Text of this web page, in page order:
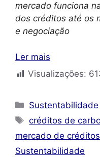
mercado funciona
dos créditos até os
e negociação
Ler mais
Visualizações:
Categorias
Sustentabilidade
Tags
créditos de
mercado de
Sustentabilidade